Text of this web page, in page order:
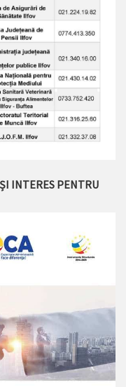
INTERES PENTRU